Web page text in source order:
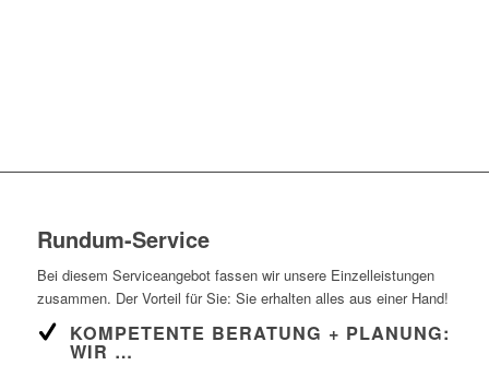
Rundum-Service
Bei diesem Serviceangebot fassen wir unsere Einzelleistungen
zusammen. Der Vorteil für Sie: Sie erhalten alles aus einer Hand!
KOMPETENTE BERATUNG + PLANUNG:
WIR …